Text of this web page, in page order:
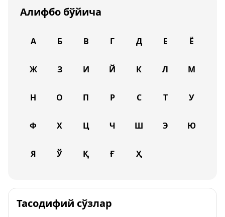
Алифбо бўйича
А Б В Г Д Е Ё
Ж З И Й К Л М
Н О П Р С Т У
Ф Х Ц Ч Ш Э Ю
Я Ў Қ Ғ Ҳ
Тасодифий сўзлар